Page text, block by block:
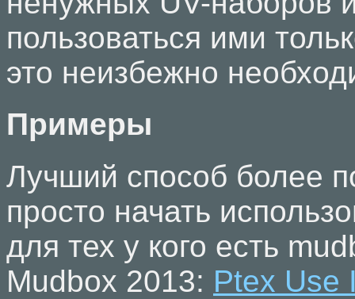
пользоваться ими
это неизбежно
Примеры
Лучший способ более
просто начать
для тех у кого есть
Mudbox 2013: Ptex Use